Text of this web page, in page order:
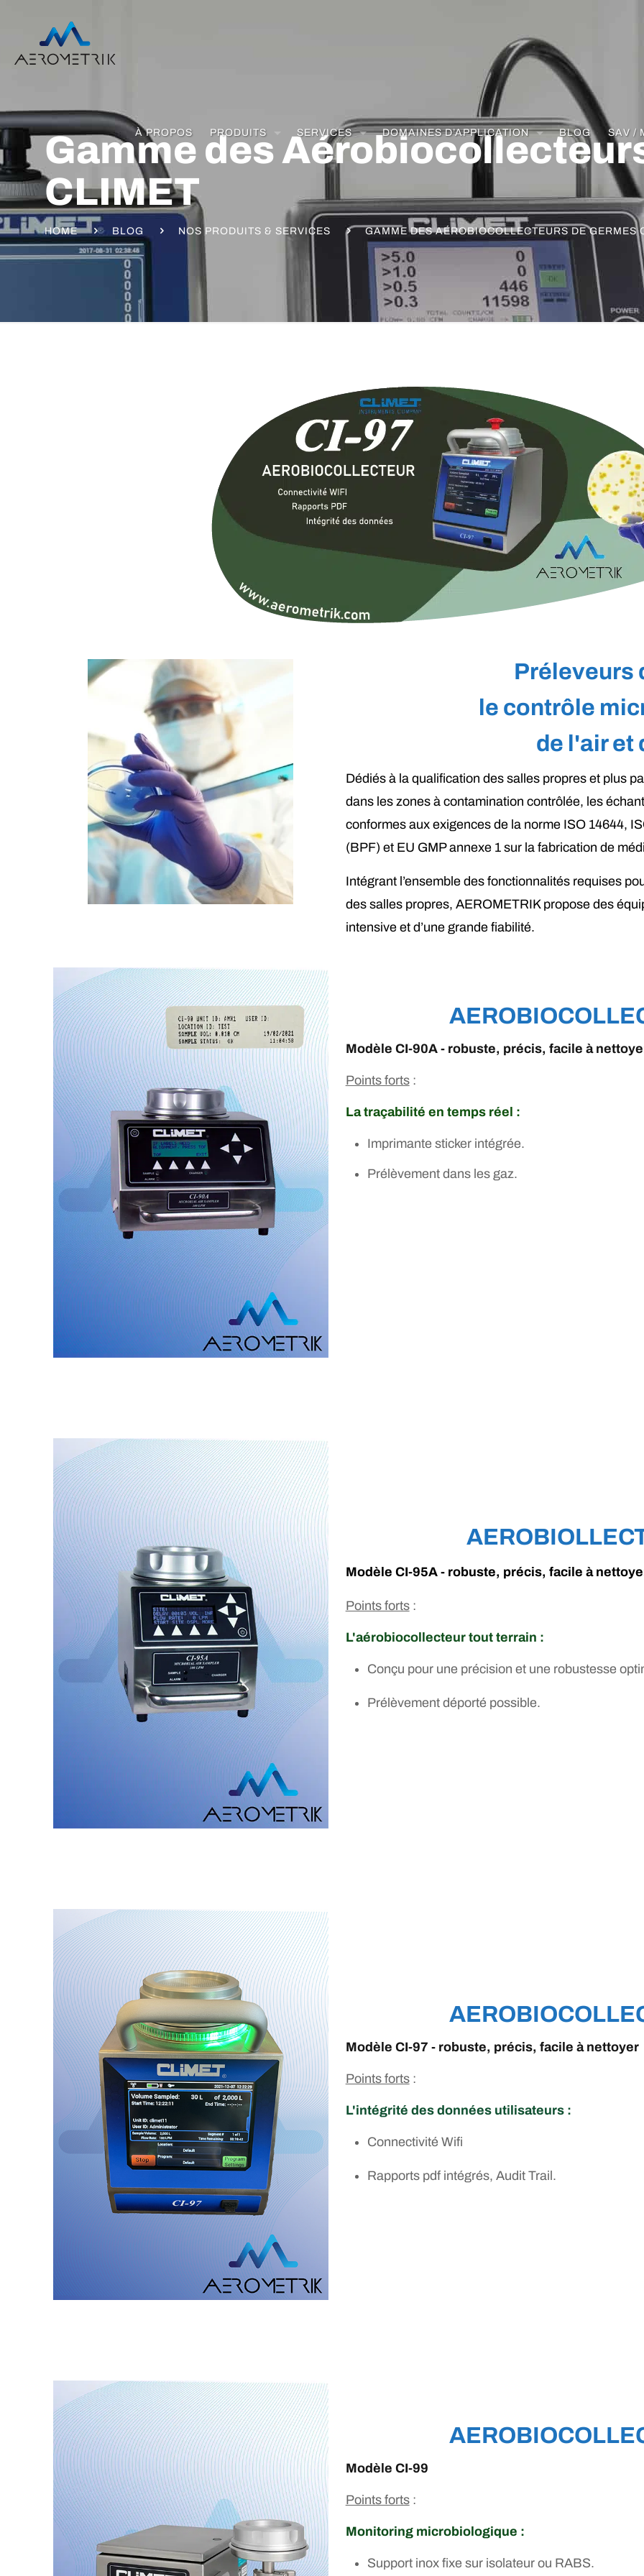
À PROPOS PRODUITS SERVICES DOMAINES D’APPLICATION BLOG SAV /
Gamme des
CLIMET
HOME BLOG NOS PRODUITS & SERVICES GAMME DES AÉROBIOCOLLECTEURS DE GERMES
Préleveurs
le contrôle
de l'air et
Dédiés à la qualification des salles propres et plus
dans les zones à contamination contrôlée, les
conformes aux exigences de la norme ISO 14644,
(BPF) et EU GMP annexe 1 sur la fabrication de
Intégrant l’ensemble des fonctionnalités requises
des salles propres, AEROMETRIK propose des
intensive et d’une grande fiabilité.
Modèle CI-90A - robuste, précis, facile à
Points forts:
La traçabilité en temps réel :
Imprimante sticker intégrée.
Prélèvement dans les gaz.
Modèle CI-95A - robuste, précis, facile à
Points forts:
L'aérobiocollecteur tout terrain :
Conçu pour une précision et une robustesse
Prélèvement déporté possible.
Modèle CI-97 - robuste, précis, facile à nettoyer
Points forts:
L'intégrité des données utilisateurs :
Connectivité Wifi
Rapports pdf intégrés, Audit Trail.
Modèle CI-99
Points forts:
Monitoring microbiologique :
Support inox fixe sur isolateur ou RABS.